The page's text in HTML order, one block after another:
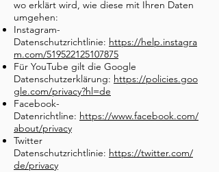
wo erklärt wird, wie diese mit Ihren Daten
umgehen:
Instagram-
Datenschutzrichtlinie: https://help.instagra
m.com/519522125107875
Für YouTube gilt die Google
Datenschutzerklärung: https://policies.goo
gle.com/privacy?hl=de
Facebook-
Datenrichtline: https://www.facebook.com/
about/privacy
Twitter
Datenschutzrichtlinie: https://twitter.com/
de/privacy